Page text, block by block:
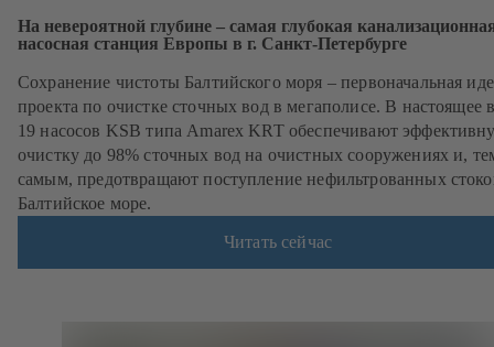
На невероятной глубине – самая глубокая
насосная станция Европы в г. Санкт-Петербурге
Сохранение чистоты Балтийского моря – первоначальная
проекта по очистке сточных вод в мегаполисе. В настоящее
19 насосов KSB типа Amarex KRT обеспечивают
очистку до 98% сточных вод на очистных сооружениях и,
самым, предотвращают поступление нефильтрованных
Балтийское море.
Читать сейчас